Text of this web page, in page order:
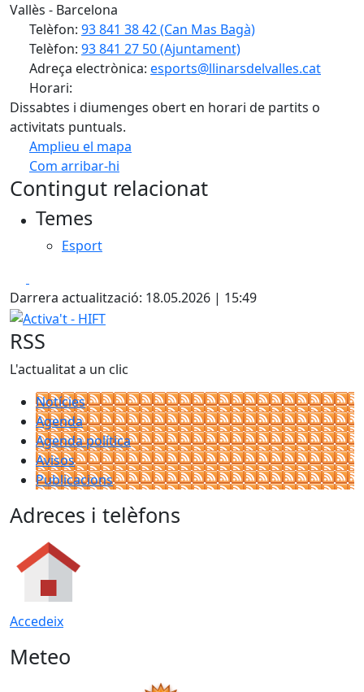
Vallès - Barcelona
Telèfon: 93 841 38 42 (Can Mas Bagà)
Telèfon: 93 841 27 50 (Ajuntament)
Adreça electrònica: esports@llinarsdelvalles.cat
Horari:
Dissabtes i diumenges obert en horari de partits o
activitats puntuals.
Amplieu el mapa
Com arribar-hi
+
Contingut relacionat
Temes
Esport
Darrera actualització: 18.05.2026 | 15:49
Activa't - HIFT
RSS
L'actualitat a un clic
Notícies
Agenda
Agenda política
Avisos
Publicacions
Adreces i telèfons
Accedeix
Meteo